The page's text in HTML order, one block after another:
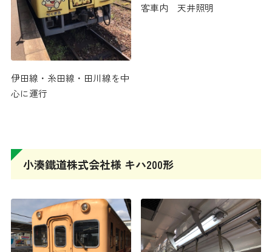
伊田線・糸田線・田川線を中
心に運行
客車内 天井照明
小湊鐵道株式会社様 キハ200形